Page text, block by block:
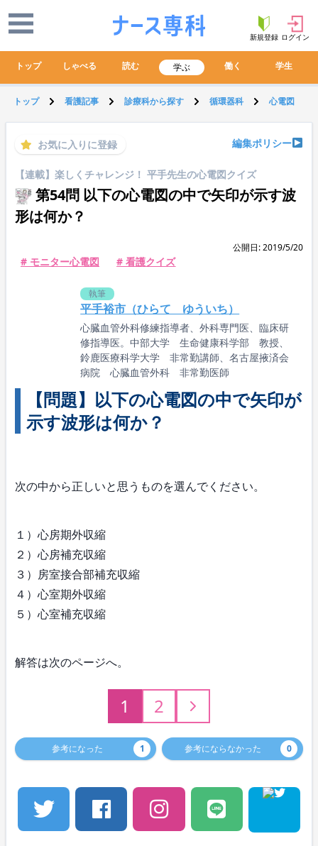
新規登録 ログイン
トップ しゃべる 読む 学ぶ 働く 学生
トップ 看護記事 診療科から探す 循環器科 心電図
お気に入りに登録 編集ポリシー
【連載】楽しくチャレンジ！ 平手先生の心電図クイズ
第54問 以下の心電図の中で矢印が示す波
形は何か？
公開日: 2019/5/20
# モニター心電図 # 看護クイズ
執筆
平手裕市（ひらて ゆういち）
心臓血管外科修練指導者、外科専門医、臨床研
修指導医。中部大学 生命健康科学部 教授、
鈴鹿医療科学大学 非常勤講師、名古屋掖済会
病院 心臓血管外科 非常勤医師
【問題】以下の心電図の中で矢印が
示す波形は何か？
次の中から正しいと思うものを選んでください。
１）心房期外収縮
２）心房補充収縮
３）房室接合部補充収縮
４）心室期外収縮
５）心室補充収縮
解答は次のページへ。
1 2
参考になった 1 参考にならなかった 0